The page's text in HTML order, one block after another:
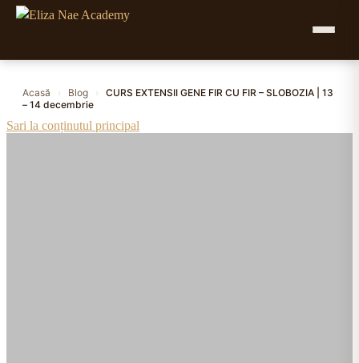
Acasă › Blog ›
CURS EXTENSII GENE FIR CU FIR – SLOBOZIA | 13
– 14 decembrie
Sari la conținutul principal